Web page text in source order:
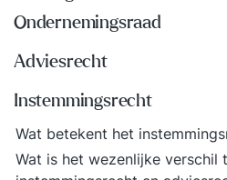
Ondernemingsraad
Adviesrecht
Instemmingsrecht
Wat betekent het
Wat is het wezenlijke verschil